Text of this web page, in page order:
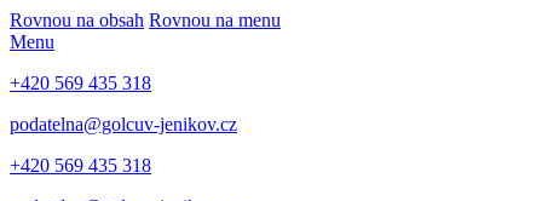
Rovnou na obsah Rovnou na menu
Menu
+420 569 435 318
podatelna@golcuv-jenikov.cz
+420 569 435 318